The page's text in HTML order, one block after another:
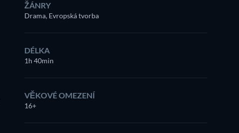
ŽÁNRY
Drama, Evropská tvorba
DÉLKA
1h 40min
VĚKOVÉ OMEZENÍ
16+